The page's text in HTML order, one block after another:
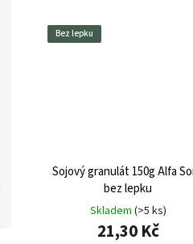
Bez lepku
Sojový granulát 150g Alfa
bez lepku
Skladem (>5 ks)
21,30 Kč